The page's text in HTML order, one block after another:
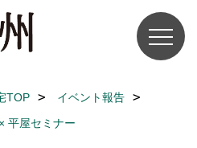
TOP
イベント報告
平屋セミナー